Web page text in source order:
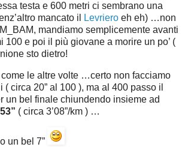
testa e 600 metri ci sembrano una
mancato il
Levriero eh eh) …non
mandiamo semplicemente avanti
100 e poi il più giovane a morire un po’ (
sto dietro!
come le altre volte …certo non facciamo
( circa 20” al 100 ), ma al 400 passo il
un bel finale chiundendo insieme ad
( circa 3’08”/km ) …
un bel 7”